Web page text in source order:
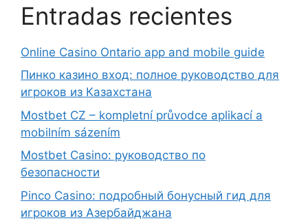
Entradas recientes
Online Casino Ontario app and mobile guide
Пинко казино вход: полное руководство для
игроков из Казахстана
Mostbet CZ – kompletní průvodce aplikací a
mobilním sázením
Mostbet Casino: руководство по
безопасности
Pinco Casino: подробный бонусный гид для
игроков из Азербайджана